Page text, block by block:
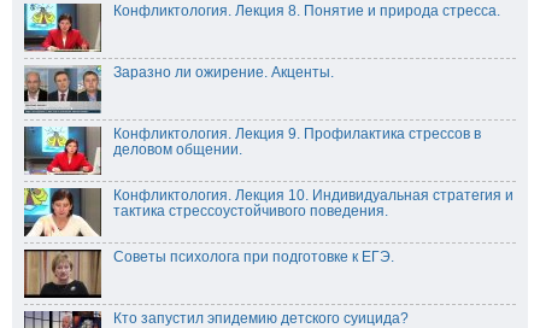
Конфликтология. Лекция 8. Понятие и природа стресса.
Заразно ли ожирение. Акценты.
Конфликтология. Лекция 9. Профилактика стрессов в
деловом общении.
Конфликтология. Лекция 10. Индивидуальная стратегия и
тактика стрессоустойчивого поведения.
Советы психолога при подготовке к ЕГЭ.
Кто запустил эпидемию детского суицида?